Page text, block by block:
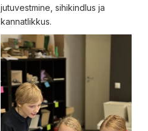
jutuvestmine, sihikindlus ja
kannatlikkus.